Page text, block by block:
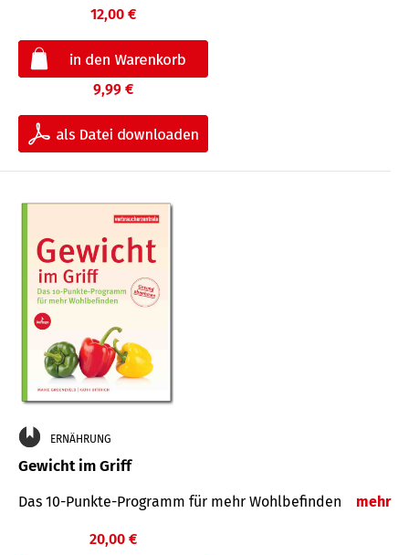
12,00 €
9,99 €
ERNÄHRUNG
Gewicht im Griff
Das 10-Punkte-Programm für mehr Wohlbefinden mehr
20,00 €